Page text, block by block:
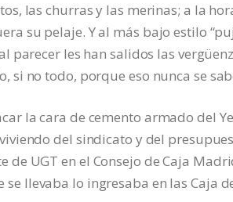
las churras y las merinas; a la
su pelaje. Y al más bajo estilo
parecer les han salidos las
si no todo, porque eso nunca se
la cara de cemento armado del
del sindicato y del
UGT en el Consejo de Caja
llevaba lo ingresaba en las Caja